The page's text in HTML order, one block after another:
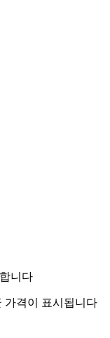
니다
가격이 표시됩니다